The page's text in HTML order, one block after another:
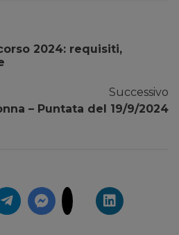
2024: requisiti,
Successivo
– Puntata del 19/9/2024